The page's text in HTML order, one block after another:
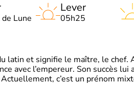
Lune
Lever
05h25
latin et signifie le maître, le chef.
avec l’empereur. Son succès lui
c’est un prénom